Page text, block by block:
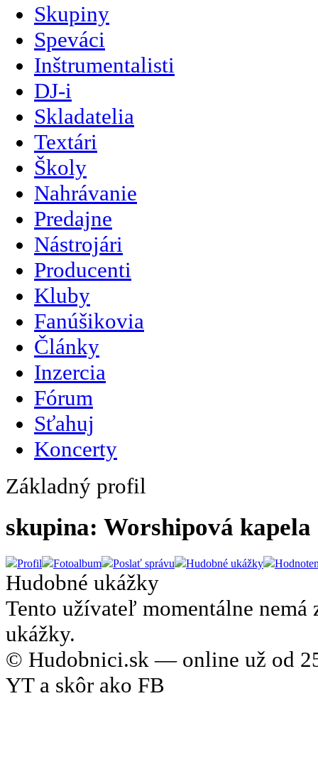
Skupiny
Speváci
Inštrumentalisti
DJ-i
Skladatelia
Textári
Školy
Nahrávanie
Predajne
Nástrojári
Producenti
Kluby
Fanúšikovia
Články
Inzercia
Fórum
Sťahuj
Koncerty
Základný profil
skupina: Worshipová kapela
Profil Fotoalbum Poslať správu Hudobné ukážky
Hudobné ukážky
Tento užívateľ momentálne nemá
ukážky.
© Hudobnici.sk — online už od
YT a skôr ako FB